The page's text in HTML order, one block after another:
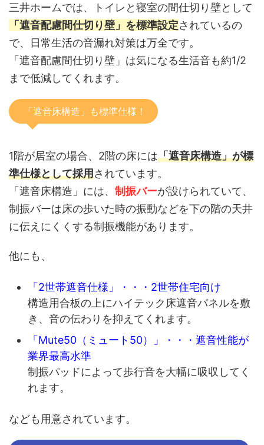
三井ホームでは、トイレと寝室の間仕切り壁として
「遮音配慮間仕切り壁」を標準設定されているの
で、日常生活の音漏れ対策は万全です。
「遮音配慮間仕切り壁」は気になる生活音も約1/2
まで低減してくれます。
「遮音床構造」も標準仕様！
1階が居室の場合、2階の床には「遮音床構造」が標
準仕様として採用されています。
「遮音床構造」には、 制振バーが設けられていて、
制振バーは床の歩いた時の振動などを下の階の天井
に伝えにくくする制振機能があります。
他にも、
「2世帯遮音仕様」・・・2世帯住宅向け
構造用合板の上にハイテック床遮音パネルを敷
き、音の伝わりを抑えてくれます。
「Mute50（ミュート50）」・・・遮音性能が
業界最高水準
制振パッドによって歩行音を大幅に吸収してく
れます。
なども用意されています。